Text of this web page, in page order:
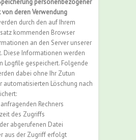
personenbezogener
deren Verwendung
durch den auf Ihrem
kommenden Browser
an den Server unserer
Diese Informationen werden
Logfile gespeichert. Folgende
dabei ohne Ihr Zutun
automatisierten Löschung nach
Rechners
des Zugriffs
abgerufenen Datei
aus der Zugriff erfolgt